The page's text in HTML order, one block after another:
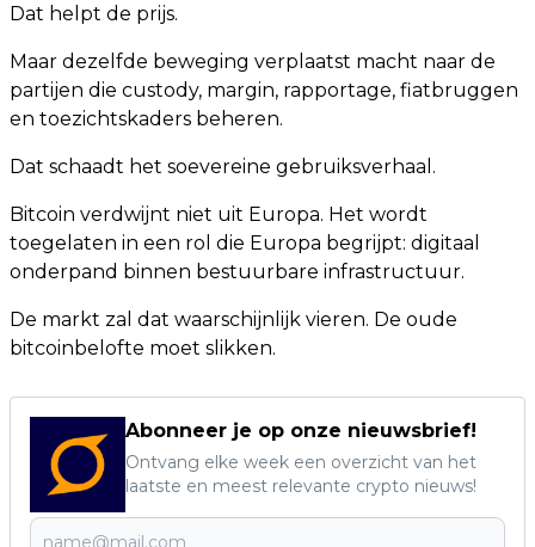
Dat helpt de prijs.
Maar dezelfde beweging verplaatst macht naar de
partijen die custody, margin, rapportage, fiatbruggen
en toezichtskaders beheren.
Dat schaadt het soevereine gebruiksverhaal.
Bitcoin verdwijnt niet uit Europa. Het wordt
toegelaten in een rol die Europa begrijpt: digitaal
onderpand binnen bestuurbare infrastructuur.
De markt zal dat waarschijnlijk vieren. De oude
bitcoinbelofte moet slikken.
Abonneer je op onze nieuwsbrief!
Ontvang elke week een overzicht van het
laatste en meest relevante crypto nieuws!